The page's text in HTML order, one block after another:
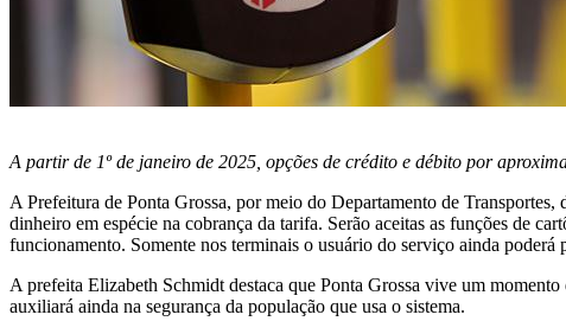
A partir de 1º de janeiro de 2025, opções de crédito e débito por
A Prefeitura de Ponta Grossa, por meio do Departamento de
dinheiro em espécie na cobrança da tarifa. Serão aceitas as funções de
funcionamento. Somente nos terminais o usuário do serviço ainda poderá
A prefeita Elizabeth Schmidt destaca que Ponta Grossa vive um
auxiliará ainda na segurança da população que usa o sistema.